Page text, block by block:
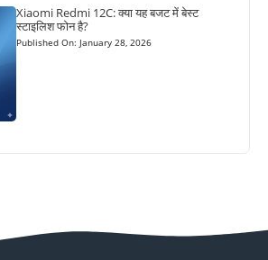
Xiaomi Redmi 12C: क्या यह बजट में बेस्ट
स्टाइलिश फोन है?
Published On: January 28, 2026